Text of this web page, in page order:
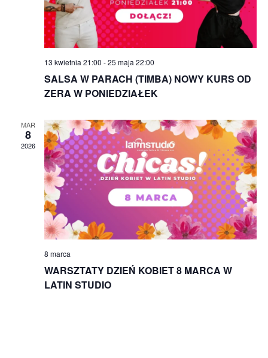
13 kwietnia 21:00 -25 maja 22:00
SALSA W PARACH (TIMBA) NOWY KURS OD
ZERA W PONIEDZIAŁEK
MAR
8
2026
8 marca
WARSZTATY DZIEŃ KOBIET 8 MARCA W
LATIN STUDIO